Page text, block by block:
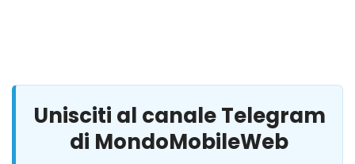
Unisciti al canale Telegram
di MondoMobileWeb